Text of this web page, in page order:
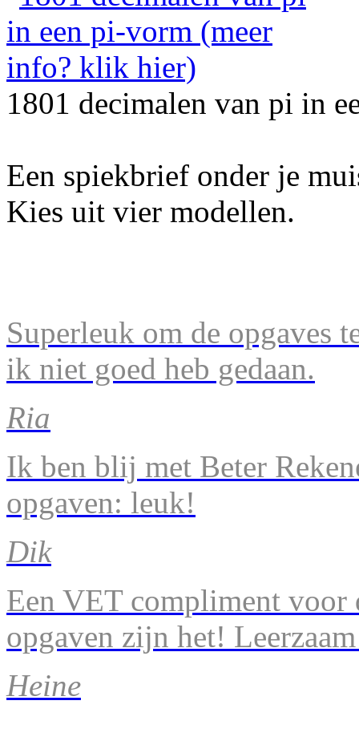
1801 decimalen van pi in
Een spiekbrief onder je
Kies uit vier modellen.
Superleuk om de opgaves
ik niet goed heb gedaan.
Ria
Ik ben blij met Beter
opgaven: leuk!
Dik
Een VET compliment voor
opgaven zijn het!
Heine